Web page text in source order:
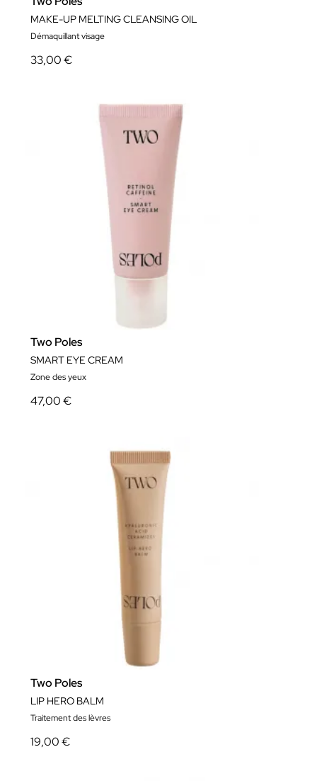
MAKE-UP MELTING CLEANSING OIL
Démaquillant visage
33,00 €
Two Poles
SMART EYE CREAM
Zone des yeux
47,00 €
Two Poles
LIP HERO BALM
Traitement des lèvres
19,00 €